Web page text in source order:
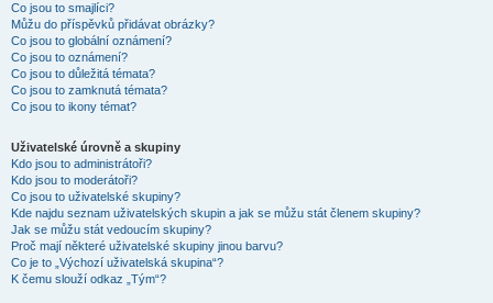
Co jsou to smajlíci?
Můžu do příspěvků přidávat obrázky?
Co jsou to globální oznámení?
Co jsou to oznámení?
Co jsou to důležitá témata?
Co jsou to zamknutá témata?
Co jsou to ikony témat?
Uživatelské úrovně a skupiny
Kdo jsou to administrátoři?
Kdo jsou to moderátoři?
Co jsou to uživatelské skupiny?
Kde najdu seznam uživatelských skupin a jak se můžu stát členem skupiny?
Jak se můžu stát vedoucím skupiny?
Proč mají některé uživatelské skupiny jinou barvu?
Co je to „Výchozí uživatelská skupina“?
K čemu slouží odkaz „Tým“?